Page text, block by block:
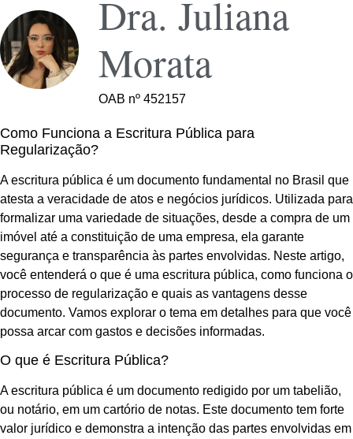
Dra. Juliana
Morata
OAB nº 452157
Como Funciona a Escritura Pública para
Regularização?
A escritura pública é um documento fundamental no Brasil que
atesta a veracidade de atos e negócios jurídicos. Utilizada para
formalizar uma variedade de situações, desde a compra de um
imóvel até a constituição de uma empresa, ela garante
segurança e transparência às partes envolvidas. Neste artigo,
você entenderá o que é uma escritura pública, como funciona o
processo de regularização e quais as vantagens desse
documento. Vamos explorar o tema em detalhes para que você
possa arcar com gastos e decisões informadas.
O que é Escritura Pública?
A escritura pública é um documento redigido por um tabelião,
ou notário, em um cartório de notas. Este documento tem forte
valor jurídico e demonstra a intenção das partes envolvidas em